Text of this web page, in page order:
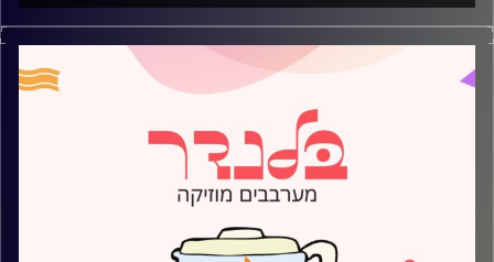
מוזיקה קצבית חדשה עם עדן ברק
קרדיט תמונות:
AudioVersity